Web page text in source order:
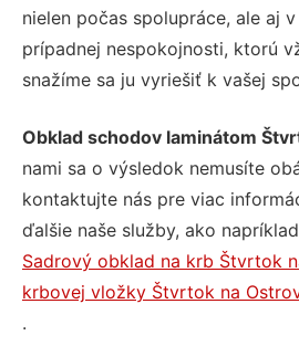
nielen počas spolupráce, ale aj
prípadnej nespokojnosti, ktorú
snažíme sa ju vyriešiť k vašej
Obklad schodov laminátom
nami sa o výsledok nemusíte
kontaktujte nás pre viac
ďalšie naše služby, ako napríklad
Sadrový obklad na krb Štvrtok
krbovej vložky Štvrtok na
.